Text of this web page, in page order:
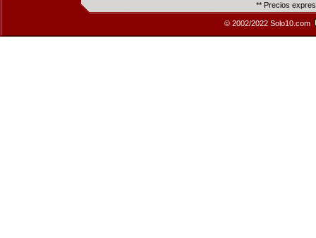
** Precios
© 2002/2022 Solo10.com